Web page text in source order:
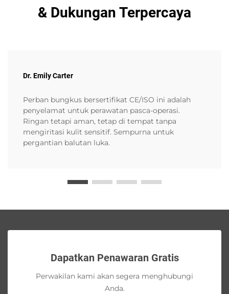
& Dukungan Terpercaya
Dr. Emily Carter
Perban bungkus bersertifikat CE/ISO ini adalah
penyelamat untuk perawatan pasca-operasi.
Ringan tetapi aman, tetap di tempat tanpa
mengiritasi kulit sensitif. Sempurna untuk
pergantian balutan luka.
Dapatkan Penawaran Gratis
Perwakilan kami akan segera menghubungi
Anda.